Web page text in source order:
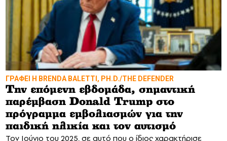
ΓΡΑΦΕΙ Η BRENDA BALETTI, PH.D./THE DEFENDER
Την επόμενη εβδομάδα, σημαντική
παρέμβαση Donald Trump στο
πρόγραμμα εμβολιασμών για την
παιδική ηλικία και τον αυτισμό
Τον Ιούνιο του 2025, σε αυτό που ο ίδιος χαρακτήρισε